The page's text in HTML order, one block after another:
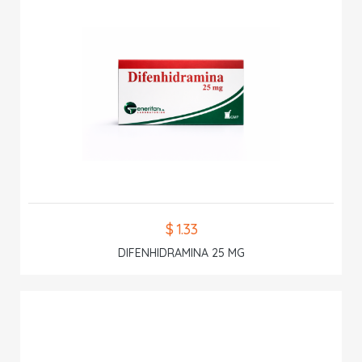
$ 1.33
DIFENHIDRAMINA 25 MG